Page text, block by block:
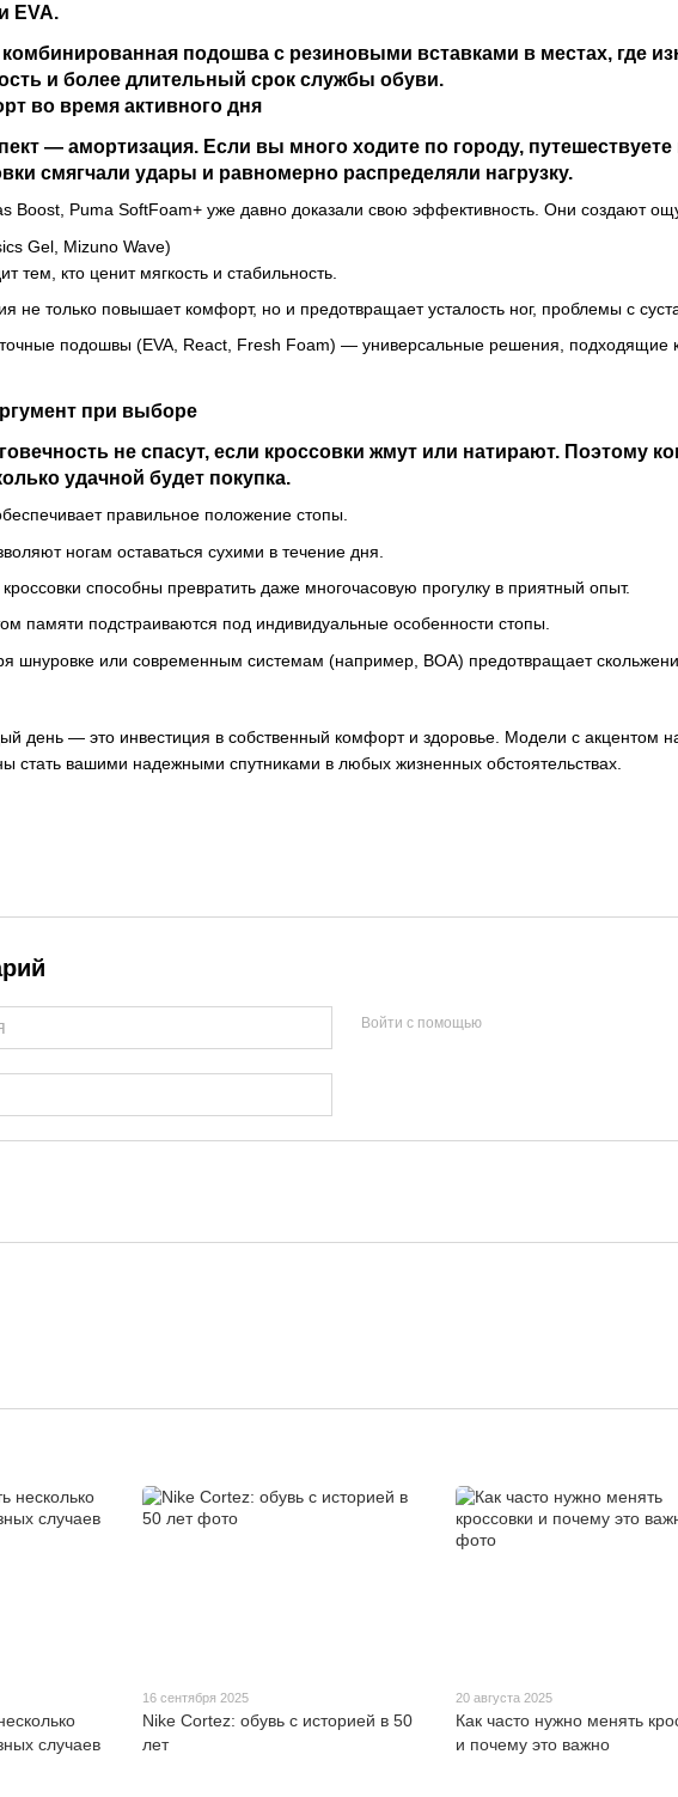
EVA.
подошва с резиновыми вставками в местах, где
и более длительный срок службы обуви.
во время активного дня
— амортизация. Если вы много ходите по городу,
смягчали удары и равномерно распределяли нагрузку.
Boost, Puma SoftFoam+ уже давно доказали свою эффективность. Они создают
Gel, Mizuno Wave)
тем, кто ценит мягкость и стабильность.
не только повышает комфорт, но и предотвращает усталость ног, проблемы с
подошвы (EVA, React, Fresh Foam) — универсальные решения, подходящие
при выборе
не спасут, если кроссовки жмут или натирают. Поэтому
удачной будет покупка.
правильное положение стопы.
ногам оставаться сухими в течение дня.
способны превратить даже многочасовую прогулку в приятный опыт.
памяти подстраиваются под индивидуальные особенности стопы.
шнуровке или современным системам (например, BOA) предотвращает
день — это инвестиция в собственный комфорт и здоровье. Модели с акцентом
стать вашими надежными спутниками в любых жизненных обстоятельствах.
Войти с помощью
случаев
16 сентября 2025
Nike Cortez: обувь с историей в 50
лет
20 августа 2025
Как часто нужно менять
и почему это важно